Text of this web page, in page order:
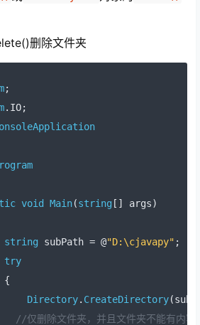
删除文件夹
;
. IO;
void Main(string [] args)
string subPath = @"D:\cjavapy" ;
try
{
Directory. CreateDirectory(
//仅删除文件夹，并且文件夹不能有内